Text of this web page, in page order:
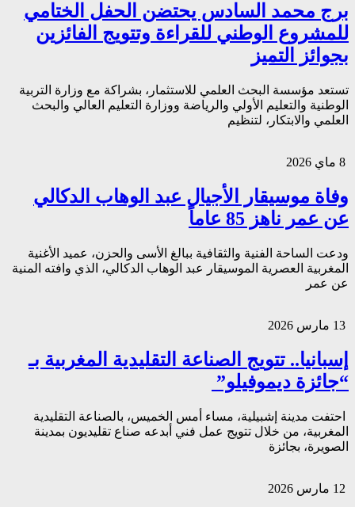
برج محمد السادس يحتضن الحفل الختامي
للمشروع الوطني للقراءة وتتويج الفائزين
بجوائز التميز
تستعد مؤسسة البحث العلمي للاستثمار، بشراكة مع وزارة التربية
الوطنية والتعليم الأولي والرياضة ووزارة التعليم العالي والبحث
العلمي والابتكار، لتنظيم
وفاة موسيقار الأجيال عبد الوهاب الدكالي
عن عمر ناهز 85 عاماً
ودعت الساحة الفنية والثقافية ببالغ الأسى والحزن، عميد الأغنية
المغربية العصرية الموسيقار عبد الوهاب الدكالي، الذي وافته المنية
عن عمر
إسبانيا.. تتويج الصناعة التقليدية المغربية بـ
“جائزة ديموفيلو”
احتفت مدينة إشبيلية، مساء أمس الخميس، بالصناعة التقليدية
المغربية، من خلال تتويج عمل فني أبدعه صناع تقليديون بمدينة
الصويرة، بجائزة